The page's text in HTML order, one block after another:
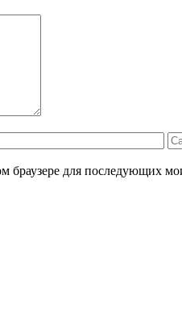
браузере для последующих